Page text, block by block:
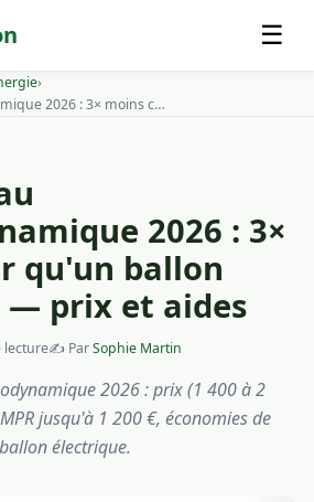
☰
›
Chauffe-eau thermodynamique 2026 : 3× moins cher qu'un ballo…
2026 : 3×
qu'un ballon
— prix et aides
✍️ ParSophie Martin
2026 : prix (1 400 à 2
jusqu'à 1 200 €, économies de
électrique.